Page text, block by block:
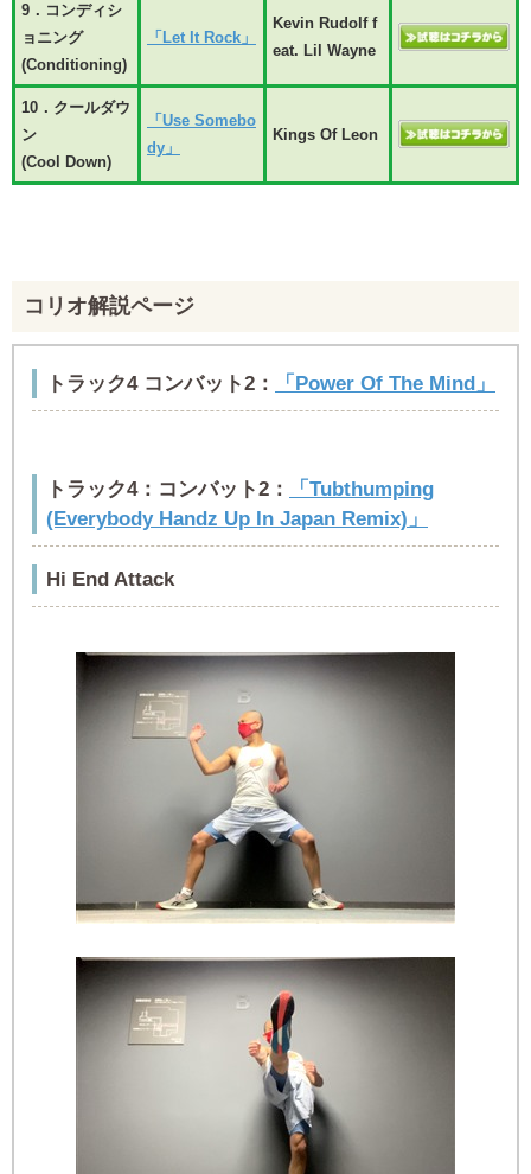
9．コンディシ
ョニング
(Conditioning)
「Let It Rock」
Kevin Rudolf f
eat. Lil Wayne
10．クールダウ
ン
(Cool Down)
「Use Somebo
dy」
Kings Of Leon
コリオ解説ページ
トラック4 コンバット2： 「Power Of The Mind」
トラック4：コンバット2：
「Tubthumping
(Everybody Handz Up In Japan Remix)」
Hi End Attack